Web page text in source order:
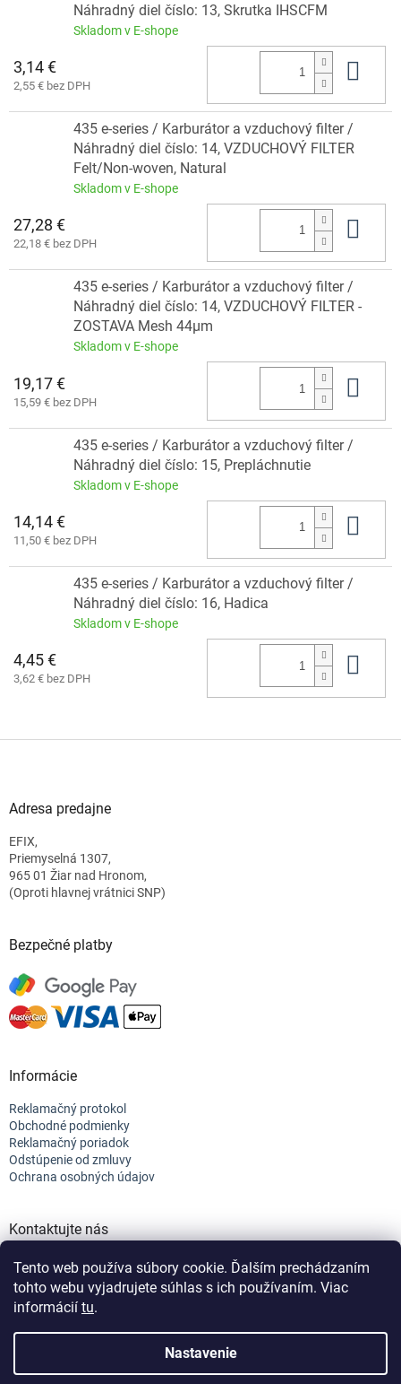
Tento web používa súbory cookie. Ďalším prechádzaním
tohto webu vyjadrujete súhlas s ich používaním. Viac
informácií tu.
Nastavenie
Náhradný diel číslo: 13, Skrutka IHSCFM
Skladom v E-shope
3,14 €
2,55 € bez DPH
435 e-series / Karburátor a vzduchový filter /
Náhradný diel číslo: 14, VZDUCHOVÝ FILTER
Felt/Non-woven, Natural
Skladom v E-shope
27,28 €
22,18 € bez DPH
435 e-series / Karburátor a vzduchový filter /
Náhradný diel číslo: 14, VZDUCHOVÝ FILTER -
ZOSTAVA Mesh 44µm
Skladom v E-shope
19,17 €
15,59 € bez DPH
435 e-series / Karburátor a vzduchový filter /
Náhradný diel číslo: 15, Prepláchnutie
Skladom v E-shope
14,14 €
11,50 € bez DPH
435 e-series / Karburátor a vzduchový filter /
Náhradný diel číslo: 16, Hadica
Skladom v E-shope
4,45 €
3,62 € bez DPH
Adresa predajne
EFIX,
Priemyselná 1307,
965 01 Žiar nad Hronom,
(Oproti hlavnej vrátnici SNP)
Bezpečné platby
Informácie
Reklamačný protokol
Obchodné podmienky
Reklamačný poriadok
Odstúpenie od zmluvy
Ochrana osobných údajov
Kontaktujte nás
+421 944 682 154
info@efix.top